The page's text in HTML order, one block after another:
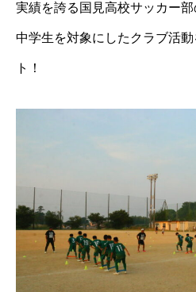
実績を誇る国見高校サッカー部
中学生を対象にしたクラブ活
ト！